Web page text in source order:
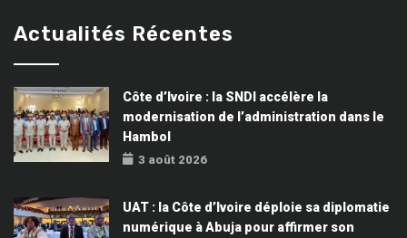
Actualités Récentes
Côte d’Ivoire : la SNDI accélère la
modernisation de l’administration dans le
Hambol
3 août 2026
UAT : la Côte d’Ivoire déploie sa diplomatie
numérique à Abuja pour affirmer son